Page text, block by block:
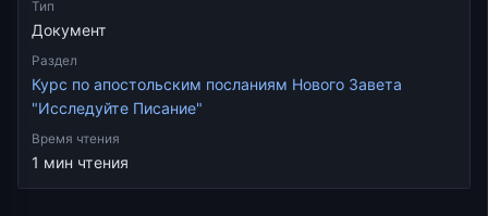
Тип
Документ
Раздел
Курс по апостольским посланиям Нового Завета
"Исследуйте Писание"
Время чтения
1 мин чтения